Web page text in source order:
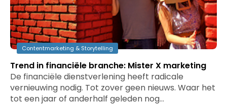
Contentmarketing & Storytelling
Trend in financiële branche: Mister X marketing
De financiële dienstverlening heeft radicale
vernieuwing nodig. Tot zover geen nieuws. Waar het
tot een jaar of anderhalf geleden nog…